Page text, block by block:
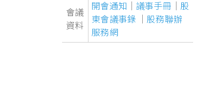
會議
資料
開會通知 議事手冊
股
東會議事錄｜ 股務聯辦
服務網